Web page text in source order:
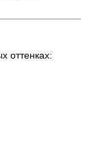
оттенках: